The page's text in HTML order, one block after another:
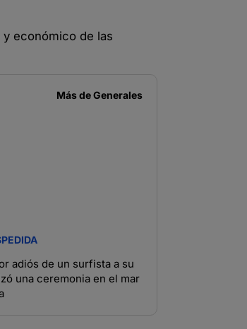
y económico de las
Más deGenerales
adiós de un surfista a su
una ceremonia en el mar